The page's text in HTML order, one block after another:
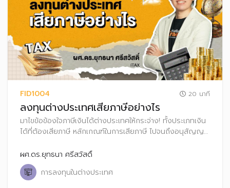
FID1004 20 นาที
ลงทุนต่างประเทศเสียภาษีอย่างไร
มาไขข้อข้องใจภาษีเงินได้ต่างประเทศให้กระจ่าง! ทั้งประเภทเงิน
ได้ที่ต้องเสียภาษี หลักเกณฑ์ในการเสียภาษี ไปจนถึงอนุสัญญา
ต้อง จะได้ลงทุนได้อย่างมั่นใจ ไม่ต้องกังวลเรื่องภาษีอีกต่อไป
ผศ.ดร.ยุทธนา ศรีสวัสดิ์
การลงทุนในต่างประเทศ